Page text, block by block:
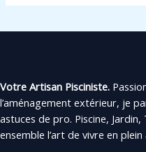
Votre Artisan Pisciniste.
l’aménagement extérieur, je
astuces de pro. Piscine,
ensemble l’art de vivre en plein